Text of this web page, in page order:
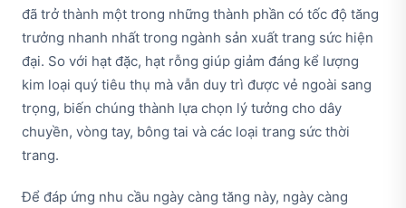
đã trở thành một trong những thành phần có tốc độ tăng
trưởng nhanh nhất trong ngành sản xuất trang sức hiện
đại. So với hạt đặc, hạt rỗng giúp giảm đáng kể lượng
kim loại quý tiêu thụ mà vẫn duy trì được vẻ ngoài sang
trọng, biến chúng thành lựa chọn lý tưởng cho dây
chuyền, vòng tay, bông tai và các loại trang sức thời
trang.
Để đáp ứng nhu cầu ngày càng tăng này, ngày càng